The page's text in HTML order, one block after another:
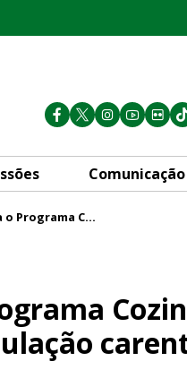
Comunicação
Aprovado projeto que cria o Programa Cozinha Solidária para distribuir alimentos à população carente